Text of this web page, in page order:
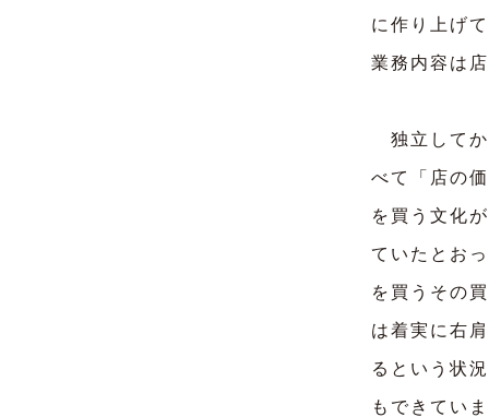
に作り上げ
業務内容は
独立してか
べて「店の
を買う文化
ていたとお
を買うその
は着実に右
るという状
もできてい